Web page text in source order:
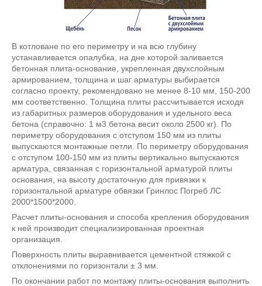
В котловане по его периметру и на всю глубину
устанавливается опалубка, на дне которой заливается
бетонная плита-основание, укрепленная двухслойным
армированием, толщина и шаг арматуры выбирается
согласно проекту, рекомендовано не менее 8-10 мм, 150-200
мм соответственно. Толщина плиты рассчитывается исходя
из габаритных размеров оборудования и удельного веса
бетона (справочно: 1 м3 бетона весит около 2500 кг). По
периметру оборудования с отступом 150 мм из плиты
выпускаются монтажные петли. По периметру оборудования
с отступом 100-150 мм из плиты вертикально выпускаются
арматура, связанная с горизонтальной арматурой плиты
основания, на высоту достаточную для привязки к
горизонтальной арматуре обвязки Гринлос Погреб ЛС
2000*1500*2000.
Расчет плиты-основания и способа крепления оборудования
к ней производит специализированная проектная
организация.
Поверхность плиты выравнивается цементной стяжкой с
отклонениями по горизонтали ± 3 мм.
По окончании работ по монтажу плиты-основания выполнить